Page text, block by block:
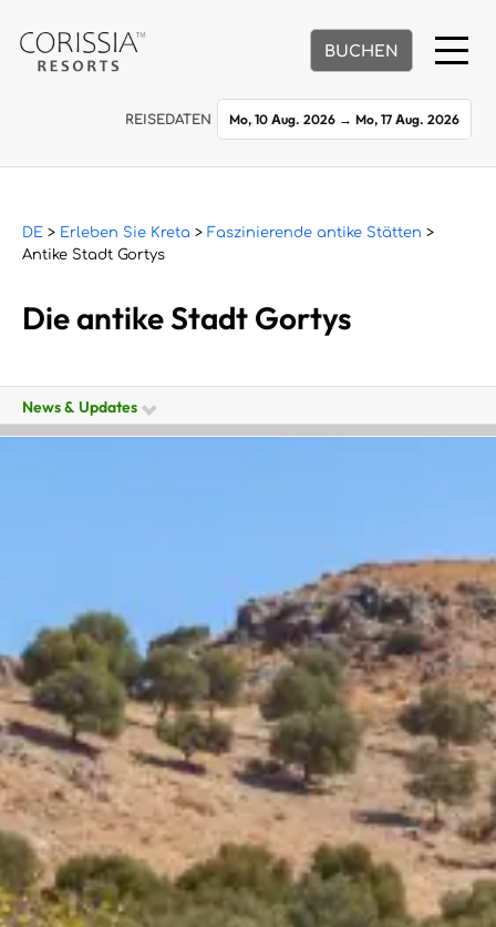
BUCHEN
REISEDATEN Mo, 10 Aug. 2026 → Mo, 17 Aug. 2026
DE > Erleben Sie Kreta > Faszinierende antike Stätten >
Antike Stadt Gortys
Die antike Stadt Gortys
News & Updates